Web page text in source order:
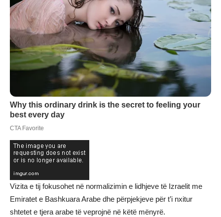
Vizita e tij fokusohet në normalizimin e lidhjeve të Izraelit me
Emiratet e Bashkuara Arabe dhe përpjekjeve për t’i nxitur
shtetet e tjera arabe të veprojnë në këtë mënyrë.